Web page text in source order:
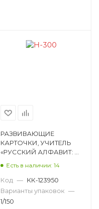
РАЗВИВАЮЩИЕ
КАРТОЧКИ, УЧИТЕЛЬ
«РУССКИЙ АЛФАВИТ: 32
КАРТОЧКИ ДЛЯ
ЗАНЯТИЙ С ДЕТЬ Н-300
Есть в наличии: 14
Код — КК-123950
Варианты упаковок —
1/150